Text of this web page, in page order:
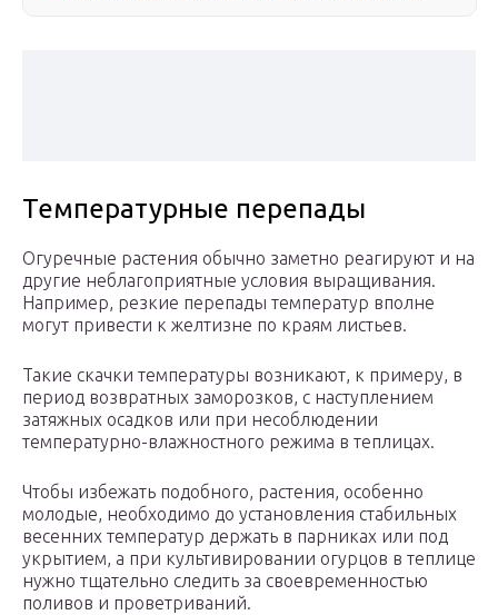
Температурные перепады
Огуречные растения обычно заметно реагируют и на
другие неблагоприятные условия выращивания.
Например, резкие перепады температур вполне
могут привести к желтизне по краям листьев.
Такие скачки температуры возникают, к примеру, в
период возвратных заморозков, с наступлением
затяжных осадков или при несоблюдении
температурно-влажностного режима в теплицах.
Чтобы избежать подобного, растения, особенно
молодые, необходимо до установления стабильных
весенних температур держать в парниках или под
укрытием, а при культивировании огурцов в теплице
нужно тщательно следить за своевременностью
поливов и проветриваний.